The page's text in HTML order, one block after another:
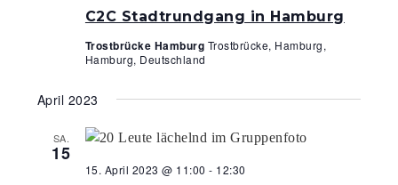
C2C Stadtrundgang in Hamburg
Trostbrücke Hamburg Trostbrücke, Hamburg,
Hamburg, Deutschland
April 2023
SA.
15
15. April 2023 @ 11:00 - 12:30